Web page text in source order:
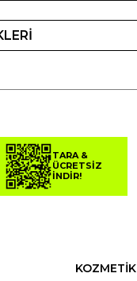
TARA &
ÜCRETSİZ
İNDİR!
KOZMETİK